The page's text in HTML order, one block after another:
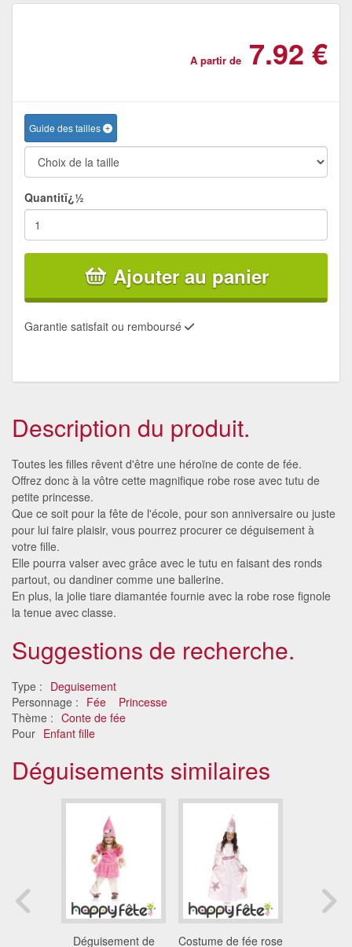
A partir de 7.92 €
Guide des tailles
Quantitï¿½
Ajouter au panier
Garantie satisfait ou remboursé
Description du produit.
Toutes les filles rêvent d'être une héroïne de conte de fée.
Offrez donc à la vôtre cette magnifique robe rose avec tutu de
petite princesse.
Que ce soit pour la fête de l'école, pour son anniversaire ou juste
pour lui faire plaisir, vous pourrez procurer ce déguisement à
votre fille.
Elle pourra valser avec grâce avec le tutu en faisant des ronds
partout, ou dandiner comme une ballerine.
En plus, la jolie tiare diamantée fournie avec la robe rose fignole
la tenue avec classe.
Suggestions de recherche.
Type : Deguisement
Personnage : Fée
Princesse
Thème : Conte de fée
Pour Enfant fille
Déguisements similaires
Déguisement de Costume de fée rose